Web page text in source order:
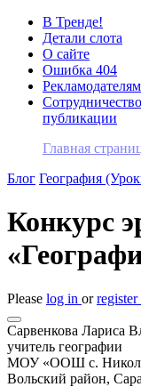
В Тренде!
Детали слота
О сайте
Ошибка 404
Рекламодателям
публикации
Главная
Блог География
Конкурс
Please log in orregister
Сарвенкова Лариса
учитель географии
МОУ «ООШ с.
Вольский район,